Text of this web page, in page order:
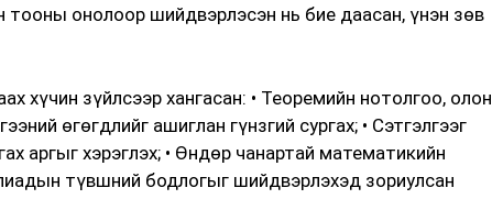
тооны онолоор шийдвэрлэсэн нь бие даасан, үнэн зөв
хүчин зүйлсээр хангасан: • Теоремийн нотолгоо, олон
өгөгдлийг ашиглан гүнзгий сургах; • Сэтгэлгээг
аргыг хэрэглэх; • Өндөр чанартай математикийн
түвшний бодлогыг шийдвэрлэхэд зориулсан